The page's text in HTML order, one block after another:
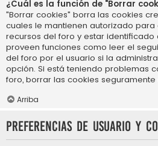
¿Cuál es la función de "Borrar
"Borrar cookies" borra las cookies
cuales le mantienen autorizado
recursos del foro y estar identificado
proveen funciones como leer el
del foro por el usuario si la
opción. Si está teniendo problemas
foro, borrar las cookies seguramente
Arriba
Preferencias de usuario y